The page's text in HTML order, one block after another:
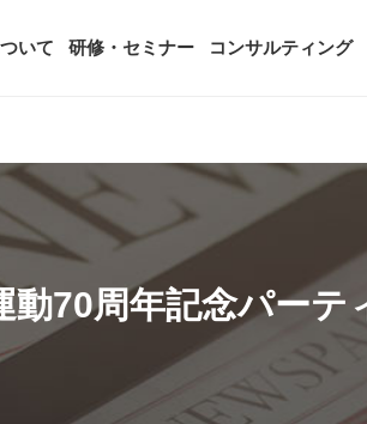
いて 研修・セミナー コンサルティング
ジウム
交流活動
過去の活動
綱領・宣言
生産性白書
（JCSI）
する調査研究・提言
自治体に関
その他の調
組み
部とは
関
賛助会員
書籍
修・セミナー
ド研修（企業内研修）
地図
ト紹介
タント候補について
動70周年記念パーテ